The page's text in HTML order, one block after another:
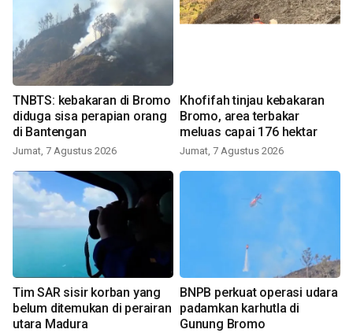
TNBTS: kebakaran di Bromo
diduga sisa perapian orang
di Bantengan
Jumat, 7 Agustus 2026
Khofifah tinjau kebakaran
Bromo, area terbakar
meluas capai 176 hektar
Jumat, 7 Agustus 2026
Tim SAR sisir korban yang
belum ditemukan di perairan
utara Madura
BNPB perkuat operasi udara
padamkan karhutla di
Gunung Bromo